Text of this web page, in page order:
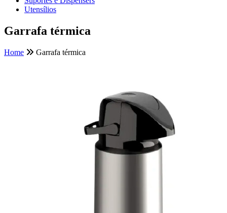
Utensílios
Garrafa térmica
Home Garrafa térmica